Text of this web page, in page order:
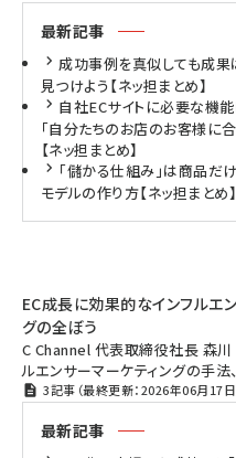
最新記事
成功事例を真似しても成果
見つけよう【ネッ担まとめ】
自社ECサイトに必要な機能
「自分たちのお店のお客様に
【ネッ担まとめ】
「儲かる仕組み」は商品だ
モデルの作り方【ネッ担まとめ】
EC成長に効果的なインフルエ
グの全ぼう
C Channel 代表取締役社長 森川
ルエンサーマーケティングの手法
3記事（最終更新：2026年06月17日
最新記事